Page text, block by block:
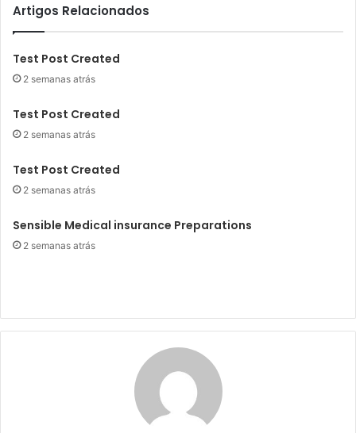
Artigos Relacionados
Test Post Created
2 semanas atrás
Test Post Created
2 semanas atrás
Test Post Created
2 semanas atrás
Sensible Medical insurance Preparations
2 semanas atrás